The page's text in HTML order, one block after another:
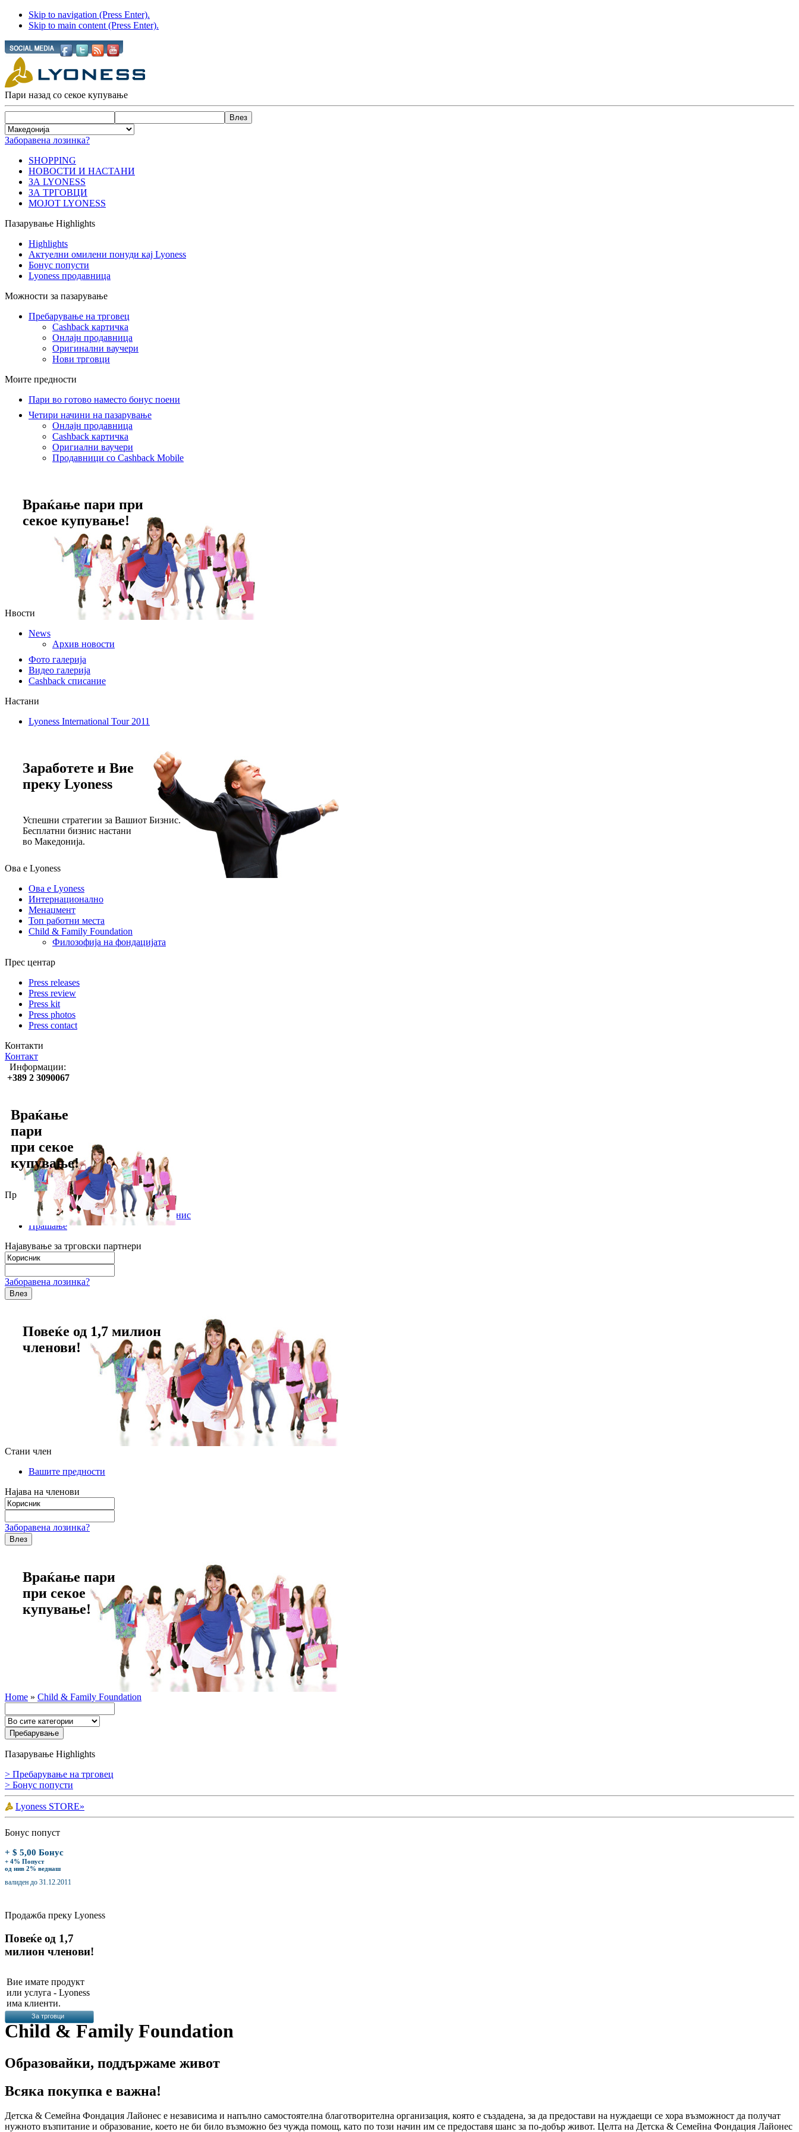
Skip to navigation (Press Enter).
Skip to main content (Press Enter).
Пари назад со секое купување
Заборавена лозинка?
SHOPPING
НОВОСТИ И НАСТАНИ
ЗА LYONESS
ЗА ТРГОВЦИ
МОЈОТ LYONESS
Пазарување Highlights
Highlights
Актуелни омилени понуди кај Lyoness
Бонус попусти
Lyoness продавница
Можности за пазарување
Пребарување на трговец
Cashback картичка
Онлајн продавница
Оригинални ваучери
Нови трговци
Моите предности
Пари во готово наместо бонус поени
Четири начини на пазарување
Онлајн продавница
Cashback картичка
Оригиални ваучери
Продавници со Cashback Mobile
Враќање пари при
секое купување!
Нвости
News
Архив новости
Фото галерија
Видео галерија
Cashback списание
Настани
Lyoness International Tour 2011
Заработете и Вие
преку Lyoness
Успешни стратегии за Вашиот Бизнис.
Бесплатни бизнис настани
во Македонија.
Ова е Lyoness
Ова е Lyoness
Интернационално
Менаџмент
Топ работни места
Child & Family Foundation
Филозофија на фондацијата
Прес центар
Press releases
Press review
Press kit
Press photos
Press contact
Контакти
Контакт
Информации:
+389 2 3090067
Враќање
пари
при секое
купување!
Продажба преку Lyoness
Користете го Лајонес за Вашиот бизнис
Прашање
Најавување за трговски партнери
Заборавена лозинка?
Повеќе од 1,7 милион
членови!
Стани член
Вашите предности
Најава на членови
Заборавена лозинка?
Враќање пари
при секое
купување!
Home » Child & Family Foundation
Пазарување Highlights
> Пребарување на трговец
> Бонус попусти
Lyoness STORE»
Бонус попуст
+ $ 5,00 Бонус
+ 4% Попуст
од нив 2% веднаш
валиден до 31.12.2011
Продажбa преку Lyoness
Повеќе од 1,7
милион членови!
Вие имате продукт
или услуга - Lyoness
има клиенти.
За трговци
Child & Family Foundation
Образовайки, поддържаме живот
Всяка покупка е важна!
Детска & Семейна Фондация Лайонес е независима и напълно самостоятелна благотворителна организация, която е създадена, за да предостави на нуждаещи се хора възможност да получат
нужното възпитание и образование, което не би било възможно без чужда помощ, като по този начин им се предоставя шанс за по-добър живот. Целта на Детска & Семейна Фондация Лайонес